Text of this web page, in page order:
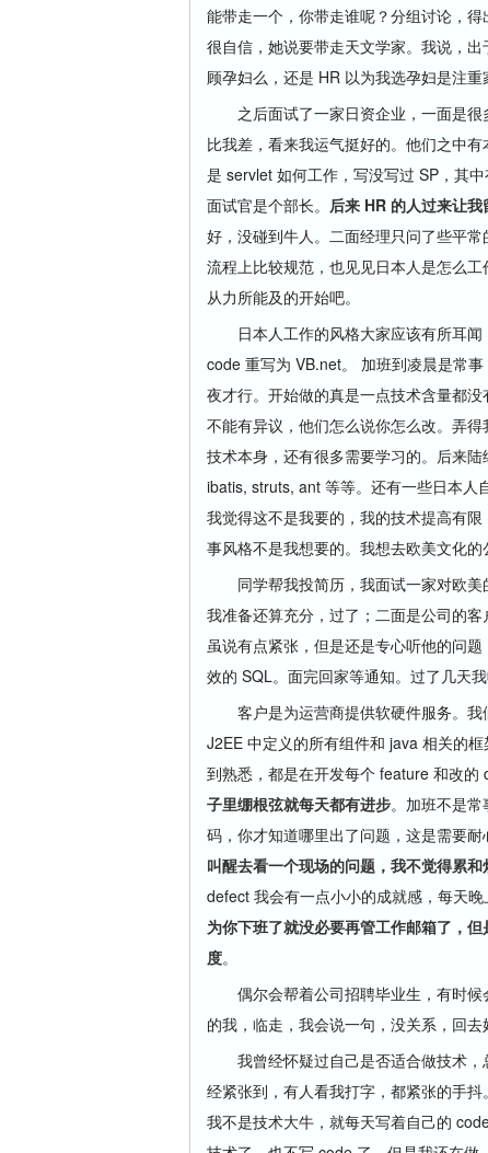
能带走一个，你带走谁呢？分组讨论，
很自信，她说要带走天文学家。我说，
顾孕妇么，还是 HR 以为我选孕妇是注
之后面试了一家日资企业，一面是很
比我差，看来我运气挺好的。他们之中
是 servlet 如何工作，写没写过 SP，其
面试官是个部长。 后来 HR 的人过来让我
好，没碰到牛人。二面经理只问了些平
流程上比较规范，也见见日本人是怎么
从力所能及的开始吧。
日本人工作的风格大家应该有所耳闻
code 重写为 VB.net。 加班到凌晨是常
夜才行。开始做的真是一点技术含量都
不能有异议，他们怎么说你怎么改。弄
技术本身，还有很多需要学习的。后来
ibatis, struts, ant 等等。还有一些日本人
我觉得这不是我要的，我的技术提高有
事风格不是我想要的。我想去欧美文化的
同学帮我投简历，我面试一家对欧美
我准备还算充分，过了；二面是公司的
虽说有点紧张，但是还是专心听他的问
效的 SQL。面完回家等通知。过了几天我
客户是为运营商提供软硬件服务。我
J2EE 中定义的所有组件和 java 相关的
到熟悉，都是在开发每个 feature 和改的
子里绷根弦就每天都有进步。加班不是
码，你才知道哪里出了问题，这是需要
叫醒去看一个现场的问题，我不觉得累
defect 我会有一点小小的成就感，每天
为你下班了就没必要再管工作邮箱了，
度。
偶尔会帮着公司招聘毕业生，有时候
的我，临走，我会说一句，没关系，回去
我曾经怀疑过自己是否适合做技术，
经紧张到，有人看我打字，都紧张的手
我不是技术大牛，就每天写着自己的